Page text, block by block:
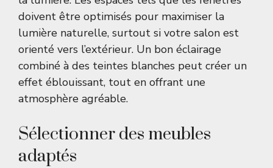
doivent être optimisés pour maximiser la
lumière naturelle, surtout si votre salon est
orienté vers l’extérieur. Un bon éclairage
combiné à des teintes blanches peut créer un
effet éblouissant, tout en offrant une
atmosphère agréable.
Sélectionner des meubles
adaptés